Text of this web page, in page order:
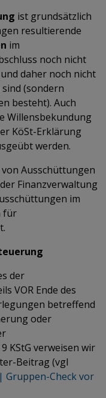
ist grundsätzlich
resultierende
im
noch nicht
daher noch nicht
(sondern
besteht). Auch
Willensbekundung
KöSt-Erklärung
werden.
von Ausschüttungen
Finanzverwaltung
im
für
der
VOR Ende des
betreffend
oder
KStG verweisen wir
Beitrag (vgl
| Gruppen-Check vor